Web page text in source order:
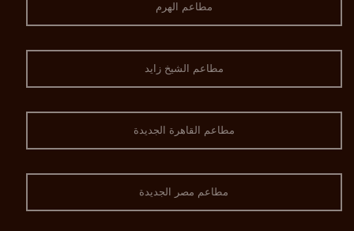
مطاعم الهرم
مطاعم الشيخ زايد
مطاعم القاهرة الجديدة
مطاعم مصر الجديدة